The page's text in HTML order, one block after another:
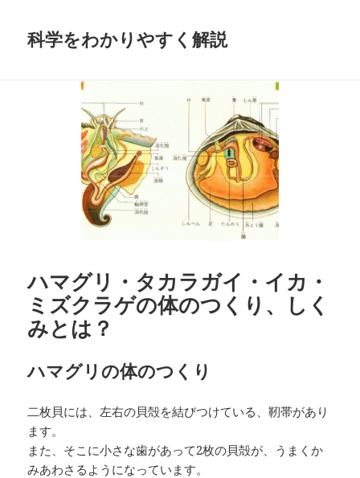
科学をわかりやすく解説
ハマグリ・タカラガイ・イカ・
ミズクラゲの体のつくり、しく
みとは？
ハマグリの体のつくり
二枚貝には、左右の貝殻を結びつけている、靭帯があり
ます。
また、そこに小さな歯があって2枚の貝殻が、うまくか
みあわさるようになっています。